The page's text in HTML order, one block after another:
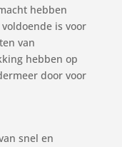
hebben
is voor
van
hebben op
door voor
snel en